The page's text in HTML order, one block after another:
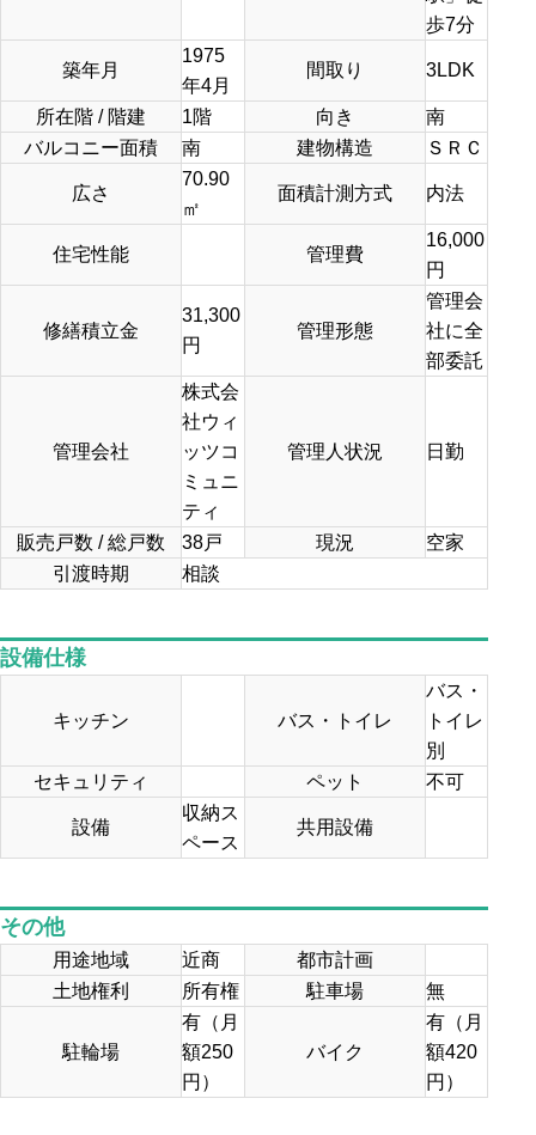
歩7分
築年月
1975
年4月
間取り 3LDK
所在階 / 階建 1階 向き
南
バルコニー面積
南 建物構造 ＳＲＣ
広さ
70.90
㎡
面積計測方式 内法
住宅性能 管理費
16,000
円
修繕積立金
31,300
円
管理形態
管理会
社に全
部委託
管理会社
株式会
社ウィ
ッツコ
ミュニ
ティ
管理人状況 日勤
販売戸数 / 総戸数 38戸 現況
空家
引渡時期
相談
設備仕様
キッチン バス・トイレ
バス・
トイレ
別
セキュリティ
ペット 不可
設備
収納ス
ペース
共用設備
その他
用途地域 近商
都市計画
土地権利
所有権 駐車場 無
駐輪場
有（月
額250
円）
バイク
有（月
額420
円）